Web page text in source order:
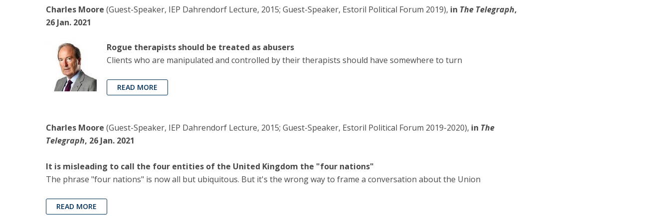
Charles Moore (Guest-Speaker, IEP Dahrendorf Lecture, 2015; Guest-Speaker, Estoril Political Forum 2019), in The Telegraph,
26 Jan. 2021
Rogue therapists should be treated as abusers
Clients who are manipulated and controlled by their therapists should have somewhere to turn
READ MORE
Charles Moore (Guest-Speaker, IEP Dahrendorf Lecture, 2015; Guest-Speaker, Estoril Political Forum 2019-2020), in The
Telegraph, 26 Jan. 2021
It is misleading to call the four entities of the United Kingdom the "four nations"
The phrase "four nations" is now all but ubiquitous. But it's the wrong way to frame a conversation about the Union
READ MORE